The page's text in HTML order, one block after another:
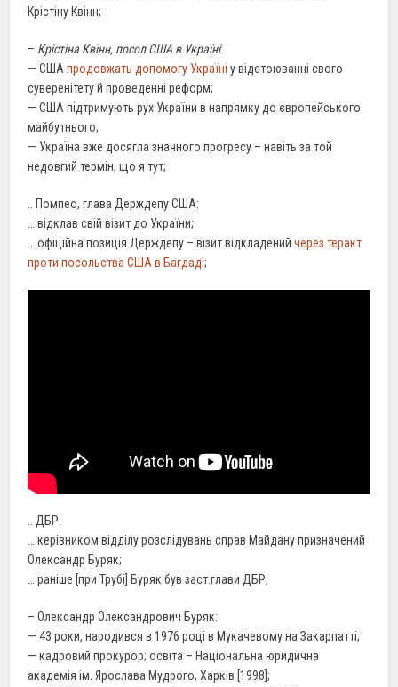
Крістіну Квінн;
– Крістіна Квінн, посол США в Україні:
— СШАпродовжать допомогу Україні у відстоюванні свого
суверенітету й проведенні реформ;
— США підтримують рух України в напрямку до європейського
майбутнього;
— Україна вже досягла значного прогресу – навіть за той
недовгий термін, що я тут;
.. Помпео, глава Держдепу США:
… відклав свій візит до України;
… офіційна позиція Держдепу – візит відкладенийчерез теракт
проти посольства США в Багдаді;
.. ДБР:
… керівником відділу розслідувань справ Майдану призначений
Олександр Буряк;
… раніше [при Трубі] Буряк був заст.глави ДБР;
– Олександр Олександрович Буряк:
— 43 роки, народився в 1976 році в Мукачевому на Закарпатті;
— кадровий прокурор; освіта – Національна юридична
академія ім. Ярослава Мудрого, Харків [1998];